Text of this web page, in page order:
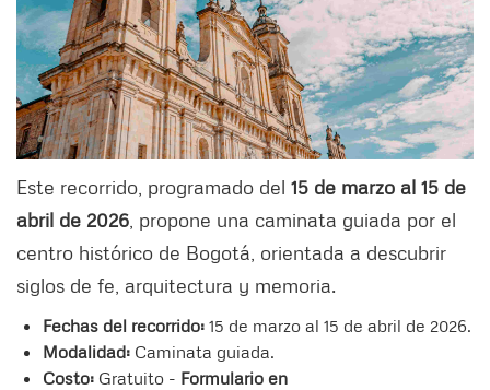
Este recorrido, programado del 15 de marzo al 15 de
abril de 2026 , propone una caminata guiada por el
centro histórico de Bogotá, orientada a descubrir
siglos de fe, arquitectura y memoria.
Fechas del recorrido: 15 de marzo al 15 de abril de 2026.
Modalidad: Caminata guiada.
Costo: Gratuito - Formulario en